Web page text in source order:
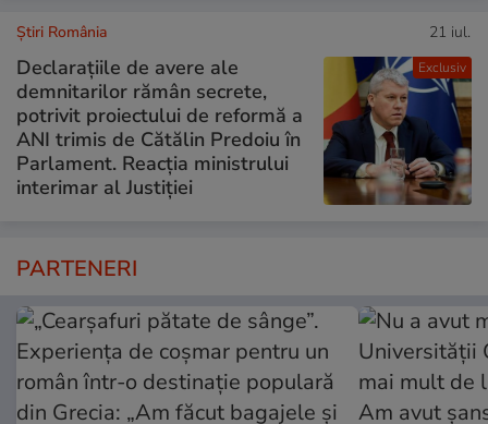
Exclusiv
Știri România 21 iul.
Declarațiile de avere ale
demnitarilor rămân secrete,
potrivit proiectului de reformă a
ANI trimis de Cătălin Predoiu în
Parlament. Reacția ministrului
interimar al Justiției
PARTENERI